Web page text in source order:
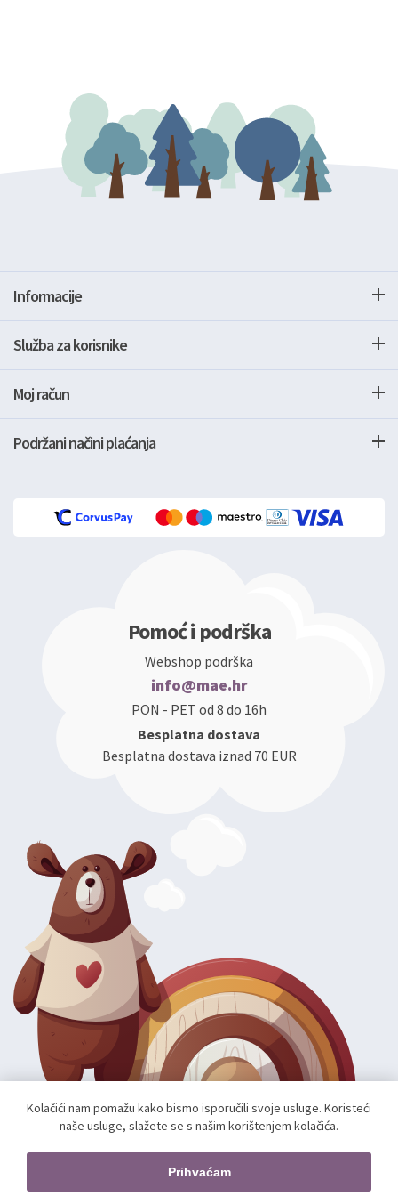
Informacije
Služba za korisnike
Moj račun
Podržani načini plaćanja
Pomoć i podrška
Webshop podrška
info@mae.hr
PON - PET od 8 do 16h
Besplatna dostava
Besplatna dostava iznad 70 EUR
Kolačići nam pomažu kako bismo isporučili svoje usluge. Koristeći
naše usluge, slažete se s našim korištenjem kolačića.
Prihvaćam